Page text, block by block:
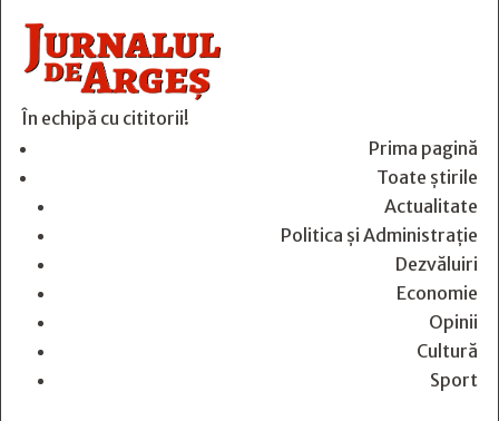
În echipă cu cititorii!
Prima pagină
Toate știrile
Actualitate
Politica și Administrație
Dezvăluiri
Economie
Opinii
Cultură
Sport